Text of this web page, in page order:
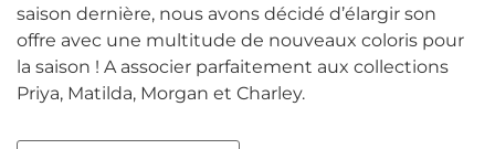
saison dernière, nous avons décidé d’élargir son
offre avec une multitude de nouveaux coloris pour
la saison ! A associer parfaitement aux collections
Priya, Matilda, Morgan et Charley.